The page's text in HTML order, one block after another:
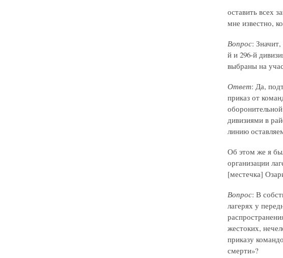
оставить всех
мне известно,
Вопрос:
й и 296-й
выбраны на
Ответ: Да,
приказ от
дивизиями в
линию
Об этом же я
организации
[местечка]
Вопрос: В
лагерях у
жестоких,
приказу
смерти»?